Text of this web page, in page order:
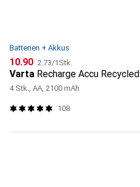
Batterien + Akkus
CHF
10.90 CHF
2.73/1Stk.
Varta Recharge Accu Recycled
4 Stk., AA, 2100 mAh
108